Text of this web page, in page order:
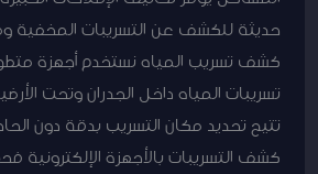
حديثة للكشف عن التسريبات المخفية
كشف تسريب المياه نستخدم أجهزة
تسريبات المياه داخل الجدران وتحت
تتيح تحديد مكان التسريب بدقة دون
كشف التسريبات بالأجهزة